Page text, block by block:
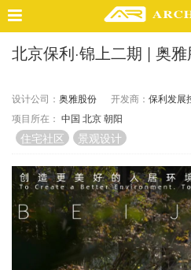
精选案例
景 观
室 内
视 频
头条资讯
业 界
机 构
人 物
北京保利·锦上二期 | 奥
设计公司： 奥雅股份 开发商： 保利发展
项目所在： 中国 北京朝阳
住宅社区 景观设计